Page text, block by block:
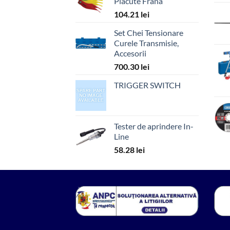
104.21 lei
Set Chei Tensionare
Curele Transmisie,
Accesorii
700.30 lei
TRIGGER SWITCH
Tester de aprindere In-
Line
58.28 lei